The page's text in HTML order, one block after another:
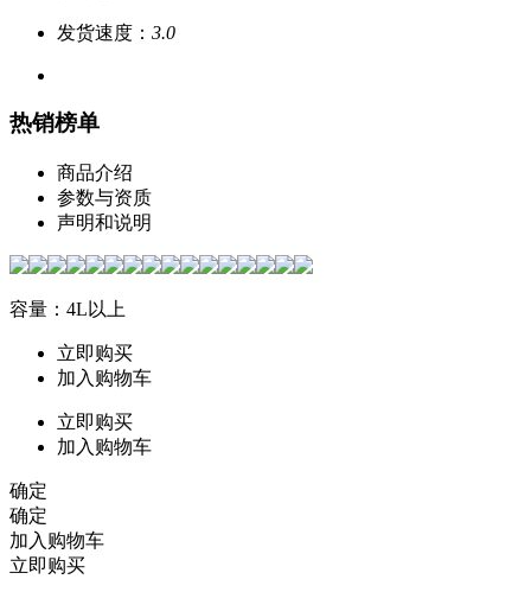
发货速度： 3.0
热销榜单
商品介绍
参数与资质
声明和说明
容量：4L以上
立即购买
加入购物车
立即购买
加入购物车
确定
确定
加入购物车
立即购买